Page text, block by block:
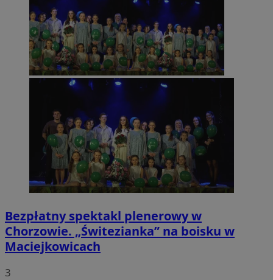
Bezpłatny spektakl plenerowy w
Chorzowie. „Świtezianka” na boisku w
Maciejkowicach
3